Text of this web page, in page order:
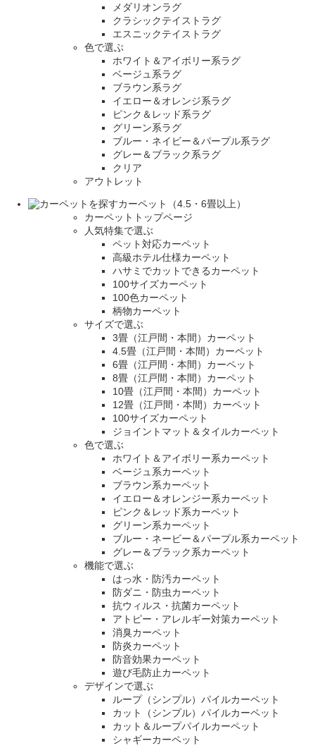
メダリオンラグ
クラシックテイストラグ
エスニックテイストラグ
色で選ぶ
ホワイト＆アイボリー系ラグ
ベージュ系ラグ
ブラウン系ラグ
イエロー＆オレンジ系ラグ
ピンク＆レッド系ラグ
グリーン系ラグ
ブルー・ネイビー＆パープル系ラグ
グレー＆ブラック系ラグ
クリア
アウトレット
カーペット（4.5・6畳以上）
カーペットトップページ
人気特集で選ぶ
ペット対応カーペット
高級ホテル仕様カーペット
ハサミでカットできるカーペット
100サイズカーペット
100色カーペット
柄物カーペット
サイズで選ぶ
3畳（江戸間・本間）カーペット
4.5畳（江戸間・本間）カーペット
6畳（江戸間・本間）カーペット
8畳（江戸間・本間）カーペット
10畳（江戸間・本間）カーペット
12畳（江戸間・本間）カーペット
100サイズカーペット
ジョイントマット＆タイルカーペット
色で選ぶ
ホワイト＆アイボリー系カーペット
ベージュ系カーペット
ブラウン系カーペット
イエロー＆オレンジー系カーペット
ピンク＆レッド系カーペット
グリーン系カーペット
ブルー・ネービー＆パープル系カーペット
グレー＆ブラック系カーペット
機能で選ぶ
はっ水・防汚カーペット
防ダニ・防虫カーペット
抗ウィルス・抗菌カーペット
アトピー・アレルギー対策カーペット
消臭カーペット
防炎カーペット
防音効果カーペット
遊び毛防止カーペット
デザインで選ぶ
ループ（シンプル）パイルカーペット
カット（シンプル）パイルカーペット
カット＆ループパイルカーペット
シャギーカーペット